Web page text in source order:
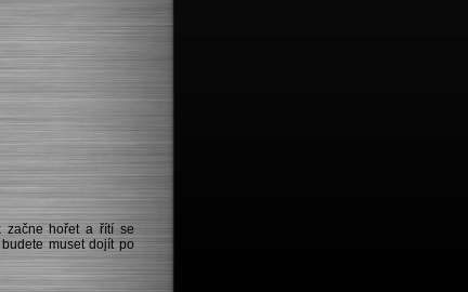
začne hořet a řítí se
muset dojít po